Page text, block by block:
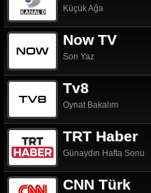
Küçük Ağa
Now TV
Son Yaz
Tv8
Oynat Bakalım
TRT Haber
Günaydın Hafta Sonu
CNN Türk